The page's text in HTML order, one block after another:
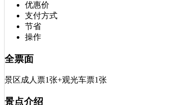
优惠价
支付方式
节省
操作
全票面
景区成人票1张+观光车票1张
景点介绍